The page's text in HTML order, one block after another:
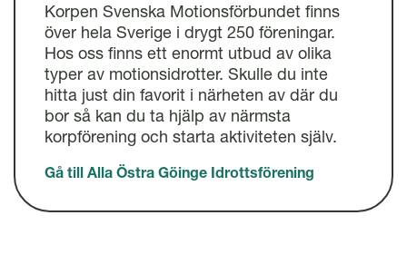
Korpen Svenska Motionsförbundet finns
över hela Sverige i drygt 250 föreningar.
Hos oss finns ett enormt utbud av olika
typer av motionsidrotter. Skulle du inte
hitta just din favorit i närheten av där du
bor så kan du ta hjälp av närmsta
korpförening och starta aktiviteten själv.
Gå till Alla Östra Göinge Idrottsförening